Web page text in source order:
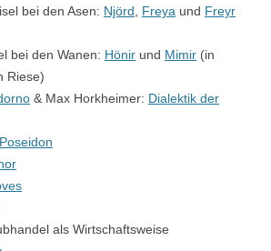
bei den Asen: Njörd Freya und Freyr
bei den Wanen: Hönir und Mimir (in
Riese)
& Max Horkheimer: Dialektik der
Poseidon
als Wirtschaftsweise